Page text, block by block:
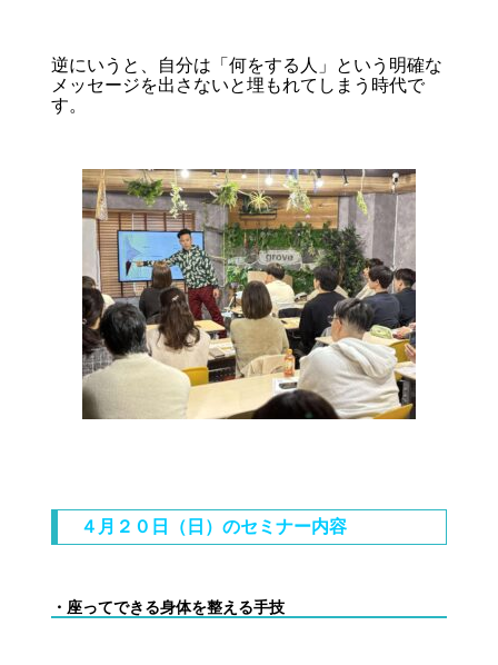
逆にいうと、自分は「何をする人」という明確な
メッセージを出さないと埋もれてしまう時代で
す。
４月２０日（日）のセミナー内容
・座ってできる身体を整える手技